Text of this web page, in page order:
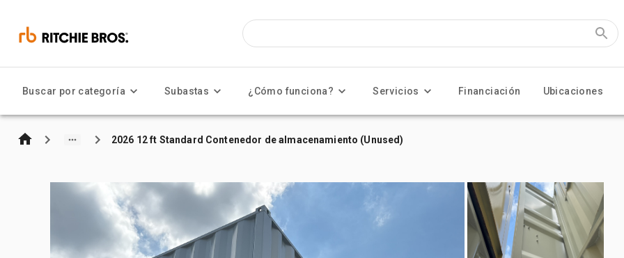
Buscar por categoría Subastas ¿Cómo funciona? Servicios Financiación Ubicaciones
2026 12 ft Standard Contenedor de almacenamiento (Unused)